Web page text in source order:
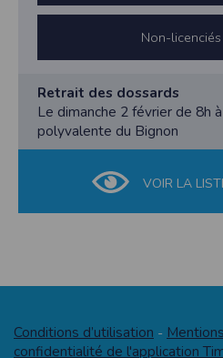
Non-licenciés
Retrait des dossards
Le dimanche 2 février de 8h
polyvalente du Bignon
VOIR LA
Conditions d’utilisation -
confidentialité de l'application